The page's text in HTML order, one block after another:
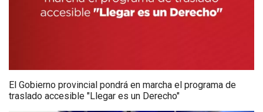
El Gobierno provincial pondrá en marcha el programa de
traslado accesible "Llegar es un Derecho"